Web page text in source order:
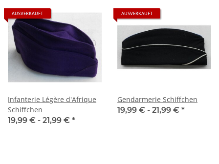
AUSVERKAUFT
Infanterie Légère d'Afrique
Schiffchen
19,99 € - 21,99 € *
AUSVERKAUFT
Gendarmerie Schiffchen
19,99 € - 21,99 € *